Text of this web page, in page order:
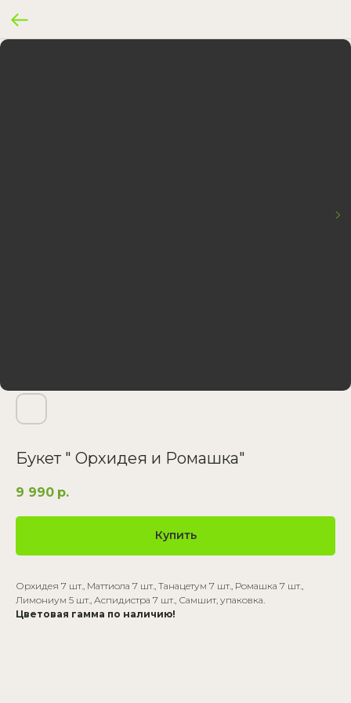
Букет " Орхидея и Ромашка"
9 990 р.
Купить
Орхидея 7 шт., Маттиола 7 шт., Танацетум 7 шт., Ромашка 7 шт.,
Лимониум 5 шт., Аспидистра 7 шт., Самшит, упаковка.
Цветовая гамма по наличию!